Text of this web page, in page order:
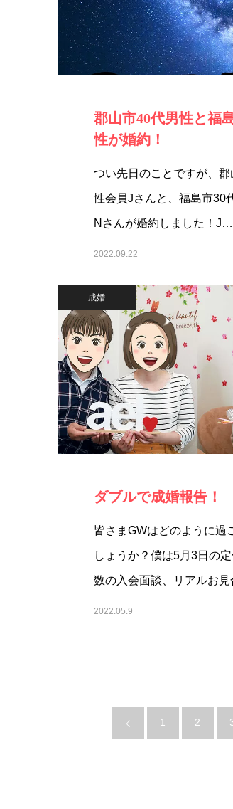
郡山市40代男性と福
性が婚約！
つい先日のことですが、郡
性会員Jさんと、福島市30
Nさんが婚約しました！J…
2022.09.22
成婚
ダブルで成婚報告！
皆さまGWはどのように過
しょうか？僕は5月3日の
数の入会面談、リアルお
2022.05.9
1 2